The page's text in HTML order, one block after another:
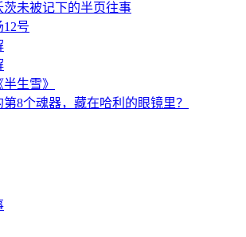
茨未被记下的半页往事
号
生雪》
8个魂器，藏在哈利的眼镜里？